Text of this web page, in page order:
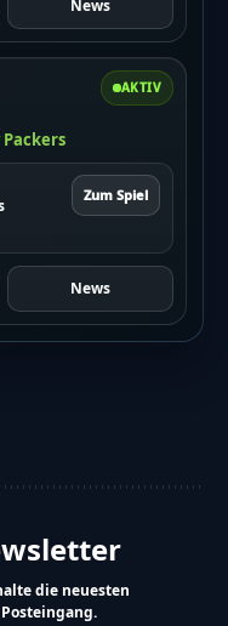
News
AKTIV
Zum Spiel
News
die neuesten